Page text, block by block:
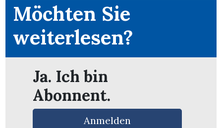
Möchten Sie
weiterlesen?
Ja. Ich bin
Abonnent.
Anmelden